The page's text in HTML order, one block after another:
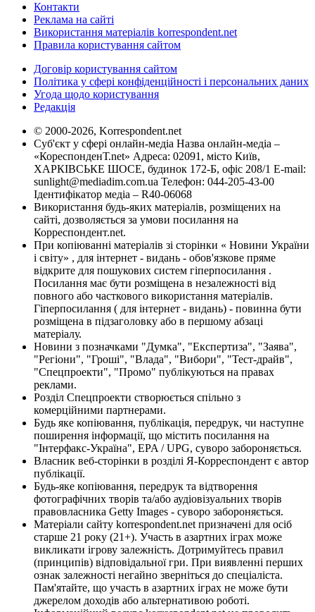
Контакти
Реклама на сайті
Використання матеріалів korrespondent.net
Правила користування сайтом
Договір користування сайтом
Політика у сфері конфіденційності і персональних даних
Угода щодо користування
Редакція
© 2000-2026, Korrespondent.net
Суб'єкт у сфері онлайн-медіа Назва онлайн-медіа –
«КореспонденТ.net» Адреса: 02091, місто Київ,
ХАРКІВСЬКЕ ШОСЕ, будинок 172-Б, офіс 208/1 E-mail:
sunlight@mediadim.com.ua Телефон: 044-205-43-00
Ідентифікатор медіа – R40-06068
Використання будь-яких матеріалів, розміщених на
сайті, дозволяється за умови посилання на
Корреспондент.net.
При копіюванні матеріалів зі сторінки « Новини України
і світу» , для інтернет - видань - обов'язкове пряме
відкрите для пошукових систем гіперпосилання .
Посилання має бути розміщена в незалежності від
повного або часткового використання матеріалів.
Гіперпосилання ( для інтернет - видань) - повинна бути
розміщена в підзаголовку або в першому абзаці
матеріалу.
Новини з позначками "Думка", "Експертиза", "Заява",
"Регіони", "Гроші", "Влада", "Вибори", "Тест-драйв",
"Спецпроекти", "Промо" публікуються на правах
реклами.
Розділ Спецпроекти створюється спільно з
комерційними партнерами.
Будь яке копіювання, публікація, передрук, чи наступне
поширення інформації, що містить посилання на
"Інтерфакс-Україна", EPA / UPG, суворо забороняється.
Власник веб-сторінки в розділі Я-Корреспондент є автор
публікації.
Будь-яке копіювання, передрук та відтворення
фотографічних творів та/або аудіовізуальних творів
правовласника Getty Images - суворо забороняється.
Матеріали сайту korrespondent.net призначені для осіб
старше 21 року (21+). Участь в азартних іграх може
викликати ігрову залежність. Дотримуйтесь правил
(принципів) відповідальної гри. При виявленні перших
ознак залежності негайно зверніться до спеціаліста.
Пам'ятайте, що участь в азартних іграх не може бути
джерелом доходів або альтернативою роботі.